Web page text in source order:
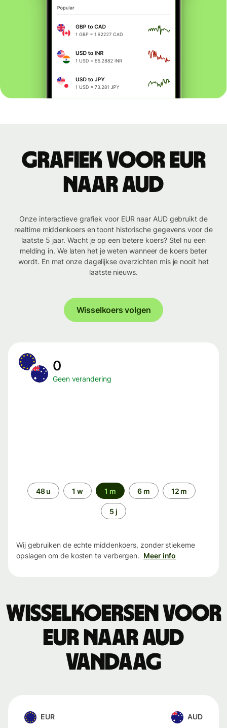
Grafiek voor EUR
naar AUD
Onze interactieve grafiek voor EUR naar AUD gebruikt de
realtime middenkoers en toont historische gegevens voor de
laatste 5 jaar. Wacht je op een betere koers? Stel nu een
melding in. We laten het je weten wanneer de koers beter
wordt. En met onze dagelijkse overzichten mis je nooit het
laatste nieuws.
Wisselkoers volgen
0
Geen verandering
Periode48 u 1 w 1 m 6 m 12 m
5 j
Wij gebruiken de echte middenkoers, zonder stiekeme
opslagen om de kosten te verbergen. Meer info
Wisselkoersen voor
EUR naar AUD
vandaag
EUR AUD